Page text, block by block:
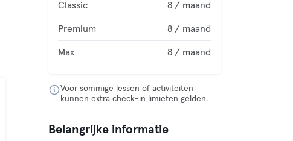
Classic 8 / maand
Premium 8 / maand
Max 8 / maand
Voor sommige lessen of activiteiten
kunnen extra check-in limieten gelden.
Belangrijke informatie